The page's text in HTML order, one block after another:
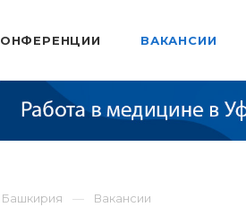
ВАКАНСИИ
Вакансии